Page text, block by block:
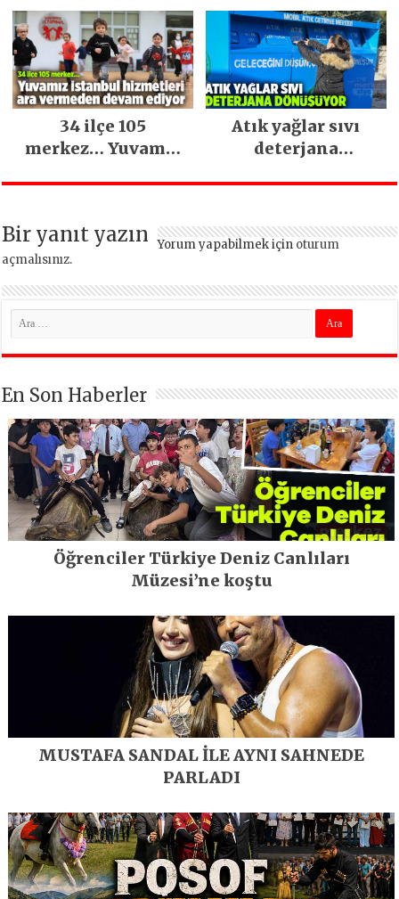
34 ilçe 105
merkez… Yuvamız
ara vermeden
Atık yağlar sıvı
deterjana
Bir yanıt yazın Yorum yapabilmek için oturum
açmalısınız.
En Son Haberler
Öğrenciler Türkiye Deniz Canlıları
Müzesi’ne koştu
MUSTAFA SANDAL İLE AYNI SAHNEDE
PARLADI